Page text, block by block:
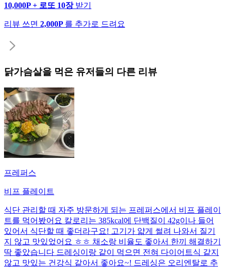
10,000P + 로또 10장 받기
리뷰 쓰면 2,000P 를 추가로 드려요
닭가슴살을 먹은 유저들의 다른 리뷰
프레퍼스
비프 플레이트
식단 관리할 때 자주 방문하게 되는 프레퍼스에서 비프 플레이
트를 먹어봤어요 칼로리는 385kcal에 단백질이 42g이나 들어
있어서 식단할 때 좋더라구요! 고기가 얇게 썰려 나와서 질기
지 않고 맛있었어요 ㅎㅎ 채소랑 비율도 좋아서 한끼 해결하기
딱 좋았습니다 드레싱이랑 같이 먹으면 전혀 다이어트식 같지
않고 맛있는 건강식 같아서 좋아요~! 드레싱은 오리엔탈로 추